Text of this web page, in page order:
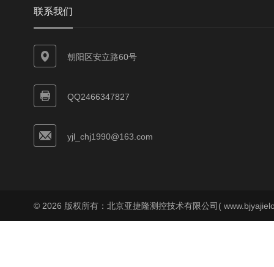
联系我们
朝阳区安立路60号
QQ2466347827
yjl_chj1990@163.com
© 2026 版权所有：北京亚捷隆测控技术有限公司(